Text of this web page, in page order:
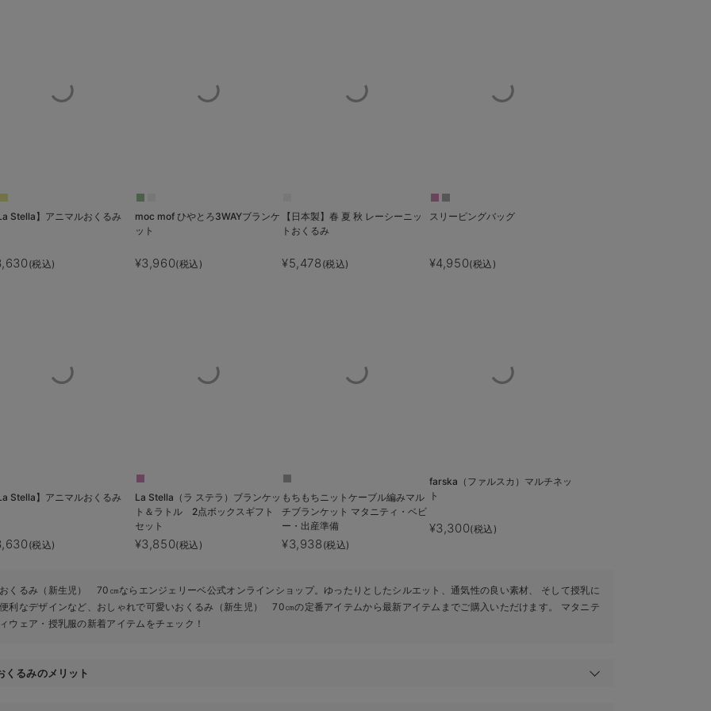
Stella】アニマルおくるみ
(税込)
moc mof ひやとろ3WAYブランケ
ット
¥3,960(税込)
【日本製】春 夏 秋 レーシーニッ
トおくるみ
¥5,478 (税込)
スリーピングバッグ
¥4,950(税込)
Stella】アニマルおくるみ
(税込)
La Stella（ラ ステラ）ブランケッ
ト＆ラトル 2点ボックスギフト
セット
¥3,850(税込)
もちもちニットケーブル編みマル
チブランケット マタニティ・ベビ
ー・出産準備
¥3,938 (税込)
farska（ファルスカ）マルチネッ
ト
¥3,300(税込)
おくるみ（新生児） 70㎝ならエンジェリーベ公式オンラインショップ。ゆったりとしたシルエット、通気性の良い素材、 そして授乳に
便利なデザインなど、おしゃれで可愛いおくるみ（新生児） 70㎝の定番アイテムから最新アイテムまでご購入いただけます。 マタニテ
ィウェア・授乳服の新着アイテムをチェック！
くるみのメリット